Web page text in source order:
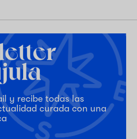
y recibe todas las
curada con una